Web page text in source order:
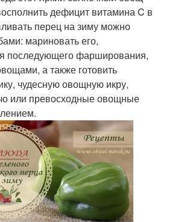
дефицит витамина C в
перец на зиму можно
мариновать его,
последующего фарширования,
а также готовить
чудесную овощную икру,
или превосходные овощные